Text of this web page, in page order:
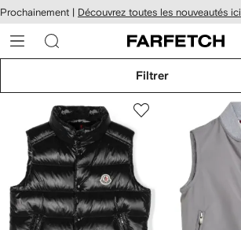
au
principal
Prochainement | Découvrez toutes les nouveautés ici
Filtrer